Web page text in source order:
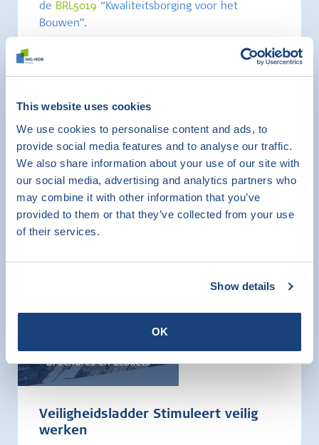
This website uses cookies
We use cookies to personalise content and ads, to
provide social media features and to analyse our traffic.
We also share information about your use of our site with
our social media, advertising and analytics partners who
may combine it with other information that you’ve
provided to them or that they’ve collected from your use
of their services.
Show details
OK
de BRL5019 “Kwaliteitsborging voor het
Bouwen”.
Lees hier meer over het proces van uw
certificering:Leaflet_proces_BRL5019
Brochures en Leaflets
Veiligheidsladder Stimuleert veilig
werken